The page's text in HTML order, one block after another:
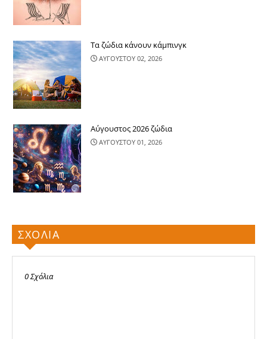
Τα ζώδια κάνουν κάμπινγκ
ΑΥΓΟΥΣΤΟΥ 02, 2026
Αύγουστος 2026 ζώδια
ΑΥΓΟΥΣΤΟΥ 01, 2026
ΣΧΟΛΙΑ
0 Σχόλια